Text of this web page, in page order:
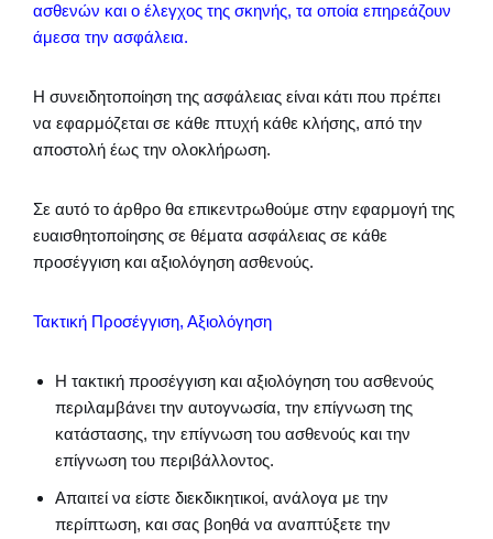
ασθενών και ο έλεγχος της σκηνής, τα οποία επηρεάζουν
άμεσα την ασφάλεια.
Η συνειδητοποίηση της ασφάλειας είναι κάτι που πρέπει
να εφαρμόζεται σε κάθε πτυχή κάθε κλήσης, από την
αποστολή έως την ολοκλήρωση.
Σε αυτό το άρθρο θα επικεντρωθούμε στην εφαρμογή της
ευαισθητοποίησης σε θέματα ασφάλειας σε κάθε
προσέγγιση και αξιολόγηση ασθενούς.
Τακτική Προσέγγιση, Αξιολόγηση
Η τακτική προσέγγιση και αξιολόγηση του ασθενούς
περιλαμβάνει την αυτογνωσία, την επίγνωση της
κατάστασης, την επίγνωση του ασθενούς και την
επίγνωση του περιβάλλοντος.
Απαιτεί να είστε διεκδικητικοί, ανάλογα με την
περίπτωση, και σας βοηθά να αναπτύξετε την